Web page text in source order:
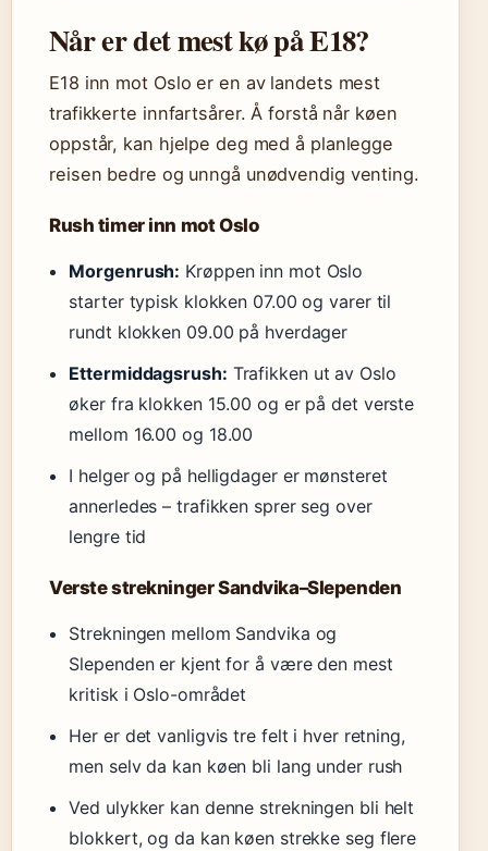
Når er det mest kø på E18?
E18 inn mot Oslo er en av landets mest
trafikkerte innfartsårer. Å forstå når køen
oppstår, kan hjelpe deg med å planlegge
reisen bedre og unngå unødvendig venting.
Rush timer inn mot Oslo
Morgenrush: Krøppen inn mot Oslo
starter typisk klokken 07.00 og varer til
rundt klokken 09.00 på hverdager
Ettermiddagsrush: Trafikken ut av Oslo
øker fra klokken 15.00 og er på det verste
mellom 16.00 og 18.00
I helger og på helligdager er mønsteret
annerledes – trafikken sprer seg over
lengre tid
Verste strekninger Sandvika–Slependen
Strekningen mellom Sandvika og
Slependen er kjent for å være den mest
kritisk i Oslo-området
Her er det vanligvis tre felt i hver retning,
men selv da kan køen bli lang under rush
Ved ulykker kan denne strekningen bli helt
blokkert, og da kan køen strekke seg flere